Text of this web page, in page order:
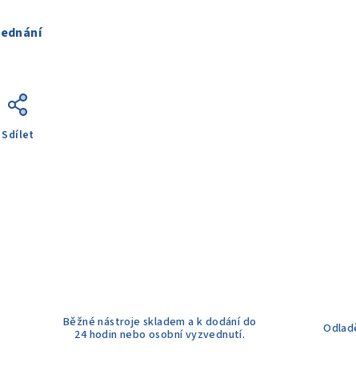
Sdílet
Běžné nástroje skladem a k dodání do
24 hodin nebo osobní vyzvednutí.